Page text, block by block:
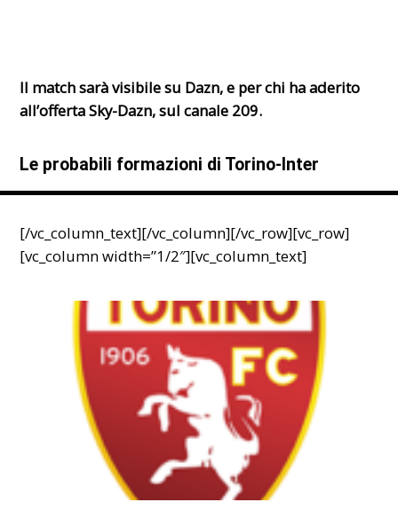
Il match sarà visibile su Dazn, e per chi ha aderito
all’offerta Sky-Dazn, sul canale 209.
Le probabili formazioni di Torino-Inter
[/vc_column_text][/vc_column][/vc_row][vc_row]
[vc_column width=”1/2″][vc_column_text]